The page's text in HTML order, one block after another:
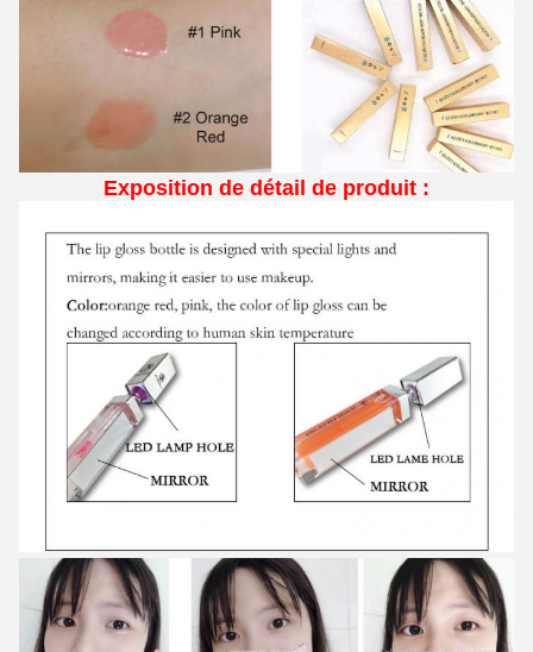
Exposition de détail de produit :